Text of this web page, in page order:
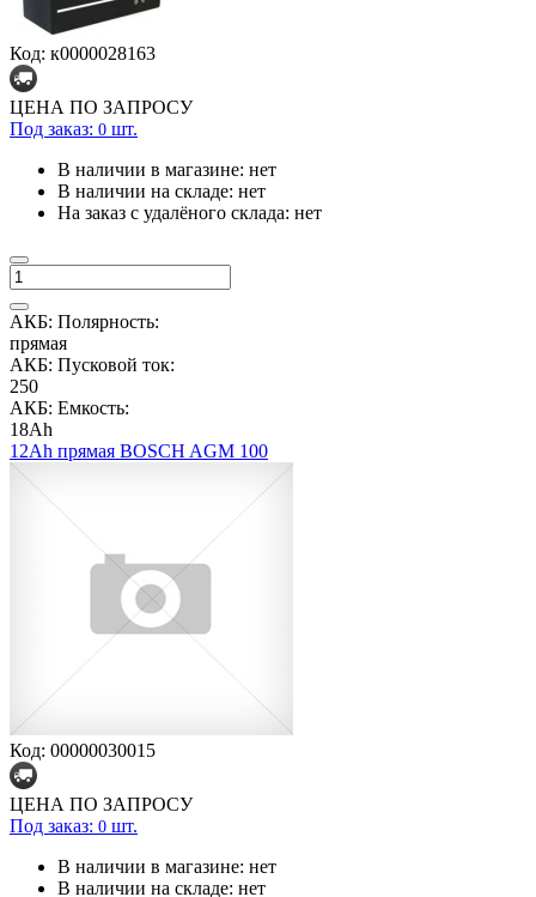
Код: к0000028163
ЦЕНА ПО ЗАПРОСУ
Под заказ: 0 шт.
В наличии в магазине: нет
В наличии на складе: нет
На заказ с удалёного склада: нет
АКБ: Полярность:
прямая
АКБ: Пусковой ток:
250
АКБ: Емкость:
18Ah
12Ah прямая BOSCH AGM 100
Код: 00000030015
ЦЕНА ПО ЗАПРОСУ
Под заказ: 0 шт.
В наличии в магазине: нет
В наличии на складе: нет